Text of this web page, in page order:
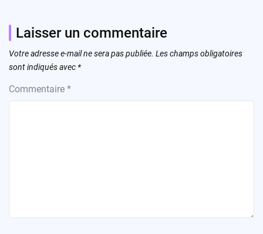
Laisser un commentaire
Votre adresse e-mail ne sera pas publiée. Les champs obligatoires
sont indiqués avec *
Commentaire *